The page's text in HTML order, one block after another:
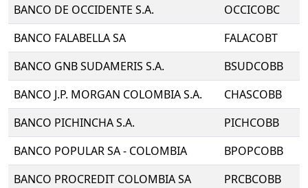
BANCO DE OCCIDENTE S.A.
OCCICOBC
BANCO FALABELLA SA
FALACOBT
BANCO GNB SUDAMERIS S.A.
BSUDCOBB
BANCO J.P. MORGAN COLOMBIA S.A.
CHASCOBB
BANCO PICHINCHA S.A.
PICHCOBB
BANCO POPULAR SA - COLOMBIA
BPOPCOBB
BANCO PROCREDIT COLOMBIA SA
PRCBCOBB